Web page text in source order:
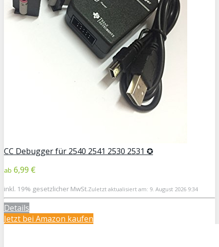
CC Debugger für 2540 2541 2530 2531 ✪
ab 6,99 €
inkl. 19% gesetzlicher MwSt.Zuletzt aktualisiert am: 9. August 2026 9:34
Details
Jetzt bei Amazon kaufen